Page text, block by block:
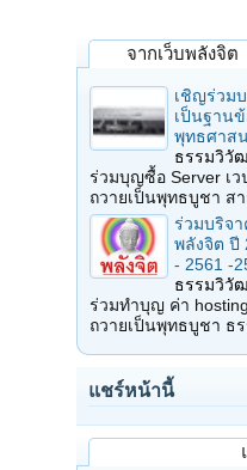
จากเว็บพลังจิต
เชิญร่วม
เป็นฐานข้
พุทธศาส
ธรรมวิวั
ร่วมบุญซื้อ Server เ
ถวายเป็นพุทธบูชา ส
ร่วมบริจา
พลังจิต ปี
- 2561 -
ธรรมวิวั
ร่วมทำบุญ ค่า
ถวายเป็นพุทธบูชา ธ
แชร์หน้านี้